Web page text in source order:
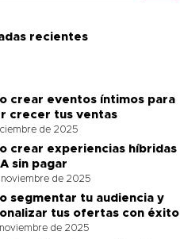
recientes
crear eventos íntimos para
crecer tus ventas
de 2025
crear experiencias híbridas
sin pagar
de 2025
segmentar tu audiencia y
tus ofertas con éxito
de 2025